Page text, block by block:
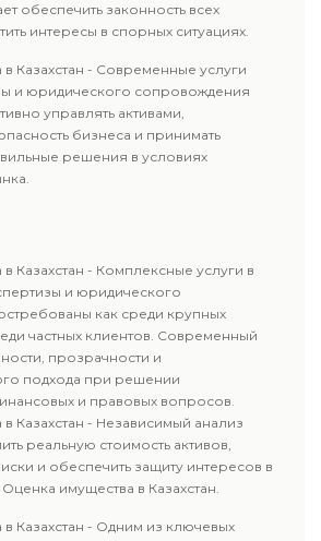
обеспечить законность всех
интересы в спорных ситуациях.
Казахстан - Современные услуги
и юридического сопровождения
управлять активами,
бизнеса и принимать
решения в условиях
Казахстан - Комплексные услуги в
и юридического
как среди крупных
частных клиентов. Современный
прозрачности и
подхода при решении
и правовых вопросов.
Казахстан - Независимый анализ
реальную стоимость активов,
и обеспечить защиту интересов в
имущества в Казахстан.
Казахстан - Одним из ключевых